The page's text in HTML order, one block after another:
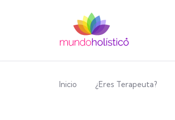
Inicio ¿Eres Terapeuta?